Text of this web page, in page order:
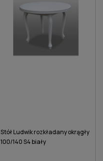
Stół Ludwik rozkładany okrągły
100/140 S4 biały